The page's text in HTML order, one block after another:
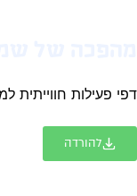
פעילות חווייתית
להורדה